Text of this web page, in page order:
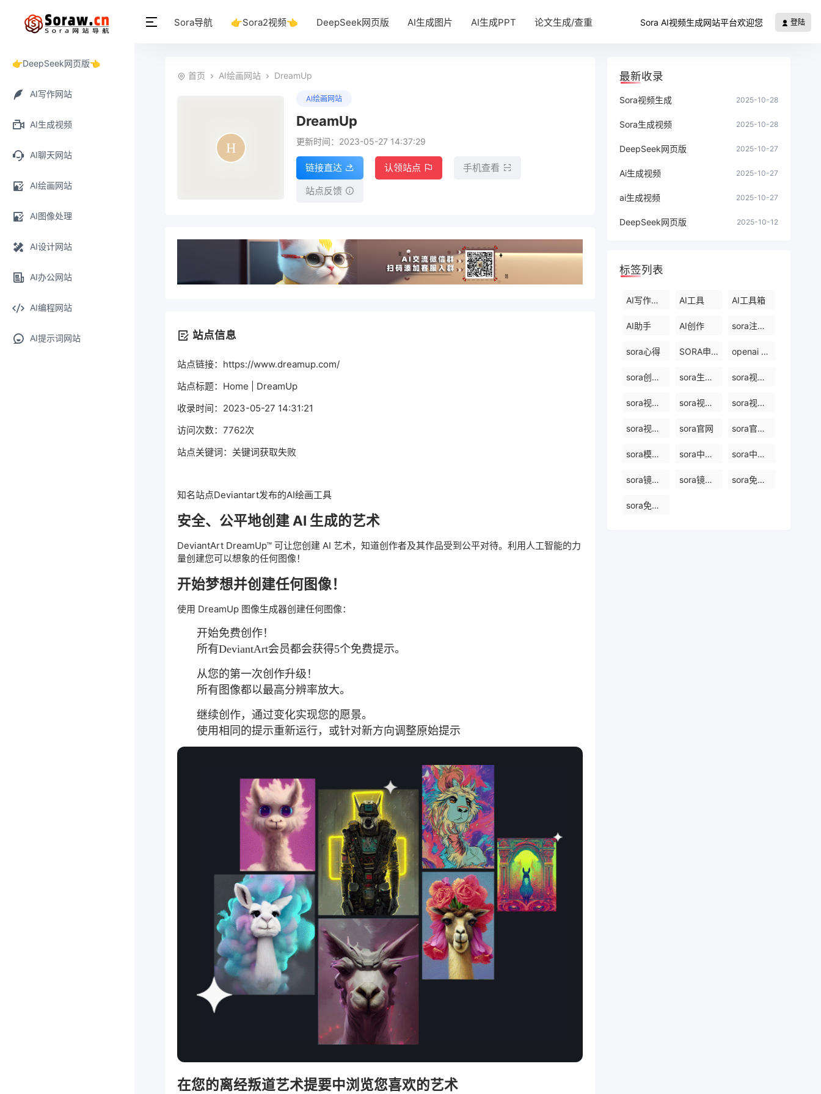
👉DeepSeek网页版👈
AI写作网站
AI生成视频
AI聊天网站
AI绘画网站
AI图像处理
AI设计网站
AI办公网站
AI编程网站
AI提示词网站
Sora导航 👉Sora2视频👈 DeepSeek网页版 AI生成图片 AI生成PPT 论文生成/查重 Sora AI视频生成网站平台欢迎您 登陆
首页 AI绘画网站 DreamUp
AI绘画网站
DreamUp
更新时间：2023-05-27 14:37:29
链接直达 认领站点
手机查看
站点反馈
站点信息
站点链接：https://www.dreamup.com/
站点标题：Home | DreamUp
收录时间：2023-05-27 14:31:21
访问次数：7762次
站点关键词：关键词获取失败
知名站点Deviantart发布的AI绘画工具
安全、公平地创建 AI 生成的艺术
DeviantArt DreamUp™ 可让您创建 AI 艺术，知道创作者及其作品受到公平对待。利用人工智能的力
量创建您可以想象的任何图像！
开始梦想并创建任何图像！
使用 DreamUp 图像生成器创建任何图像：
开始免费创作！
所有DeviantArt会员都会获得5个免费提示。
从您的第一次创作升级！
所有图像都以最高分辨率放大。
继续创作，通过变化实现您的愿景。
使用相同的提示重新运行，或针对新方向调整原始提示
在您的离经叛道艺术提要中浏览您喜欢的艺术
最新收录
Sora视频生成 2025-10-28
Sora生成视频 2025-10-28
DeepSeek网页版 2025-10-27
Ai生成视频 2025-10-27
ai生成视频 2025-10-27
DeepSeek网页版 2025-10-12
标签列表
AI写作工具 AI工具 AI工具箱
AI助手 AI创作 sora注册教程最新
sora心得 SORA申请 openai sora创始人
sora创始人 sora生成视频平台 sora视频制作
sora视频生成模型 sora视频生成器 sora视频生成技术
sora视频合成 sora官网 sora官网中文
sora模型原理 sora中国站入口 sora中国站网站
sora镜像网站免费 sora镜像官网 sora免费版在线
sora免费网站